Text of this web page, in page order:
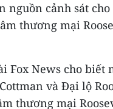
cảnh sát
thương mại
Fox News cho biết
và Đại lộ
thương mại